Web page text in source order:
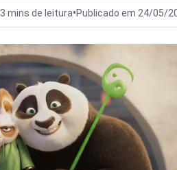
3 mins de leitura•Publicado em 24/05/